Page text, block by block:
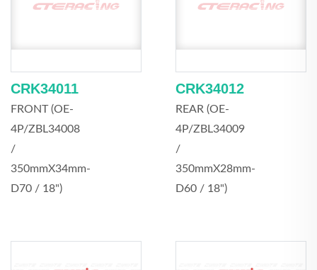
CRK34011
FRONT (OE-
4P/ZBL34008
/
350mmX34mm-
D70 / 18")
CRK34012
REAR (OE-
4P/ZBL34009
/
350mmX28mm-
D60 / 18")